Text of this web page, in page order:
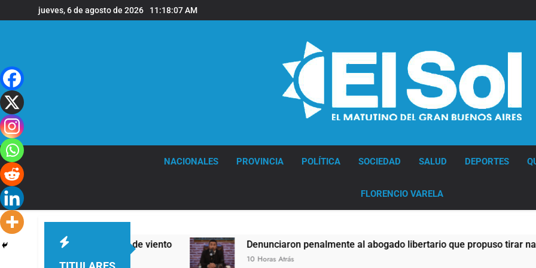
al
jueves, 6 de agosto de 2026 11:18:08 AM
NACIONALES PROVINCIA POLÍTICA SOCIEDAD SALUD DEPORTES
FLORENCIO VARELA
y fuertes ráfagas de viento Denunciaron penalmente al abogado libertario que propuso tirar napalm
10 Horas Atrás